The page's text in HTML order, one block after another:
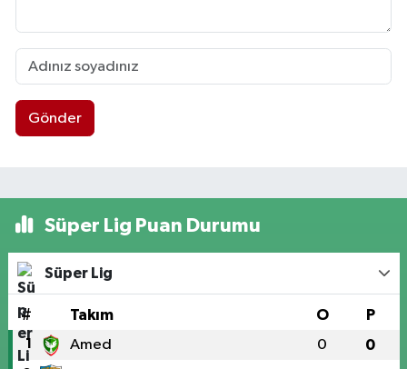
Gönder
Süper Lig Puan Durumu
Süper Lig
# Takım O P
1 Amed 0 0